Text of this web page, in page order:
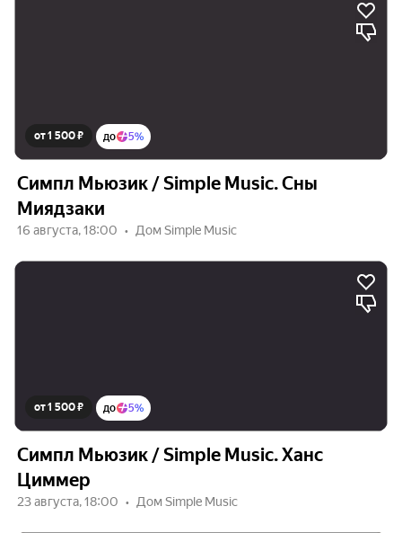
от 1 500 ₽ до 5%
Симпл Мьюзик / Simple Music. Сны
Миядзаки
16 августа, 18:00 Дом Simple Music
от 1 500 ₽ до 5%
Симпл Мьюзик / Simple Music. Ханс
Циммер
23 августа, 18:00 Дом Simple Music